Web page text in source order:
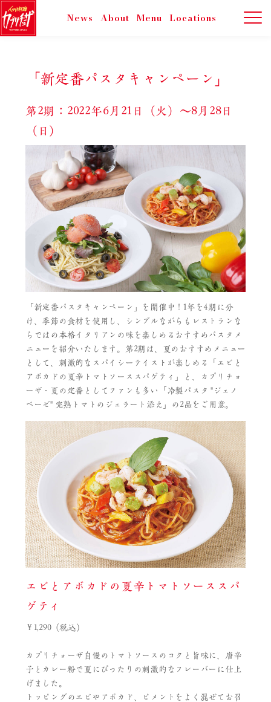
News About Menu Locations
「新定番パスタキャンペーン」
第2期：2022年6月21日（火）～8月28日
（日）
「新定番パスタキャンペーン」を開催中！1年を4期に分
け、季節の食材を使用し、シンプルながらもレストランな
らではの本格イタリアンの味を楽しめるおすすめパスタメ
ニューを紹介いたします。第2期は、夏のおすすめメニュー
として、刺激的なスパイシーテイストが楽しめる「エビと
アボカドの夏辛トマトソーススパゲティ」と、カプリチョ
ーザ・夏の定番としてファンも多い「冷製パスタ "ジェノ
ベーゼ" 完熟トマトのジェラート添え」の2品をご用意。
エビとアボカドの夏辛トマトソーススパ
ゲティ
￥1,290（税込）
カプリチョーザ自慢のトマトソースのコクと旨味に、唐辛
子とカレー粉で夏にぴったりの刺激的なフレーバーに仕上
げました。
トッピングのエビやアボカド、ピメントをよく混ぜてお召